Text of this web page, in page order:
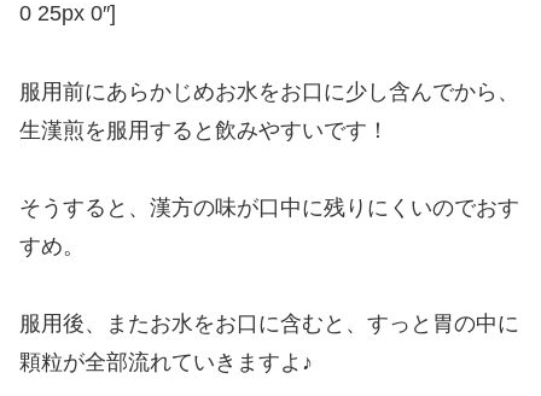
0 25px 0″]
服用前にあらかじめお水をお口に少し含んでから、
生漢煎を服用すると飲みやすいです！
そうすると、漢方の味が口中に残りにくいのでおす
すめ。
服用後、またお水をお口に含むと、すっと胃の中に
顆粒が全部流れていきますよ♪